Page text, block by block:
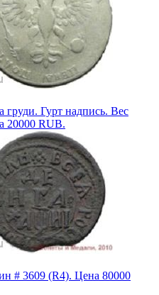
груди. Гурт надпись. Вес
20000 RUB.
# 3609 (R4). Цена 80000